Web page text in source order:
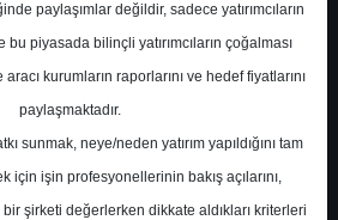
esya-
İlgili
Dosyayı İndir
paylaşımlar değildir, sadece yatırımcıların
piyasada bilinçli yatırımcıların çoğalması
kurumların raporlarını ve hedef fiyatlarını
paylaşmaktadır.
sunmak, neye/neden yatırım yapıldığını tam
için işin profesyonellerinin bakış açılarını,
şirketi değerlerken dikkate aldıkları kriterleri